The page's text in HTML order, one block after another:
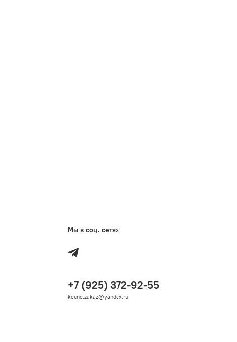
Мы в соц. сетях
+7 (925) 372-92-55
keune.zakaz@yandex.ru